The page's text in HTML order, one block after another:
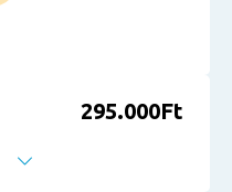
295.000Ft